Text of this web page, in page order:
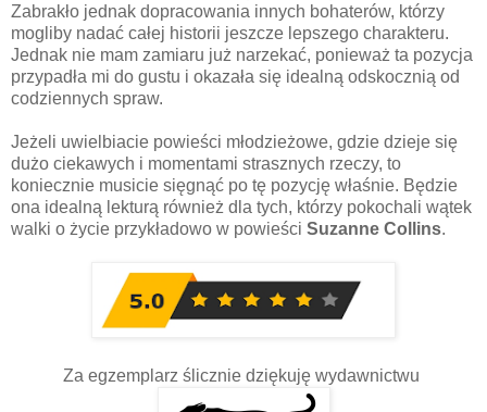
Zabrakło jednak dopracowania innych bohaterów, którzy
mogliby nadać całej historii jeszcze lepszego charakteru.
Jednak nie mam zamiaru już narzekać, ponieważ ta pozycja
przypadła mi do gustu i okazała się idealną odskocznią od
codziennych spraw.
Jeżeli uwielbiacie powieści młodzieżowe, gdzie dzieje się
dużo ciekawych i momentami strasznych rzeczy, to
koniecznie musicie sięgnąć po tę pozycję właśnie. Będzie
ona idealną lekturą również dla tych, którzy pokochali wątek
walki o życie przykładowo w powieści Suzanne Collins.
Za egzemplarz ślicznie dziękuję wydawnictwu